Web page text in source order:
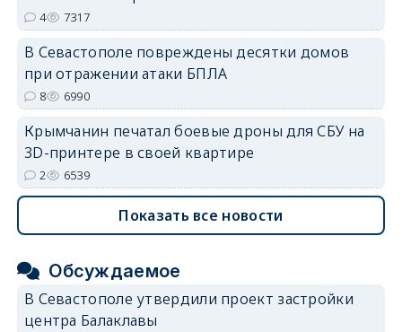
4 7317
В Севастополе повреждены десятки домов
при отражении атаки БПЛА
8 6990
Крымчанин печатал боевые дроны для СБУ на
3D-принтере в своей квартире
2 6539
Показать все новости
Обсуждаемое
В Севастополе утвердили проект застройки
центра Балаклавы